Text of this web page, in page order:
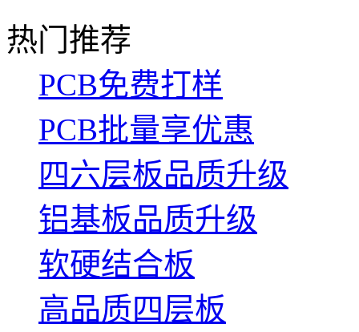
热门推荐
PCB免费打样
PCB批量享优惠
四六层板品质升级
铝基板品质升级
软硬结合板
高品质四层板